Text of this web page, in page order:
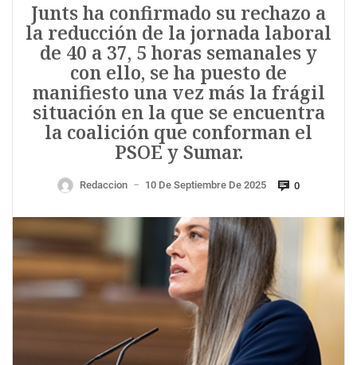
Junts ha confirmado su rechazo a
la reducción de la jornada laboral
de 40 a 37, 5 horas semanales y
con ello, se ha puesto de
manifiesto una vez más la frágil
situación en la que se encuentra
la coalición que conforman el
PSOE y Sumar.
Redaccion — 10 De Septiembre De 2025 0